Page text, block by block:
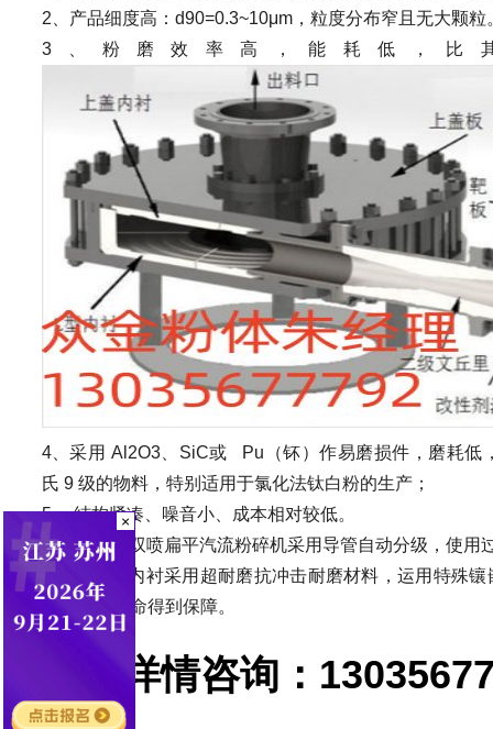
2 、产品细度高： d90=0.3~10μm，粒度分布窄且无大颗粒
3、粉磨效率高，能耗低，
4、采用 Al2O3、 SiC或 Pu （钚）作易磨损件，磨耗
氏 9 级的物料，特别适用于氯化法钛白粉的生产；
5、 结构紧凑、噪音小、成本相对较低。
6、 ZJ蒸气双喷扁平汽流粉碎机采用导管自动分级，使用
7、 粉碎腔内衬采用超耐磨抗冲击耐磨材料，运用特殊
使其使用寿命得到保障。
更多详情咨询：
×